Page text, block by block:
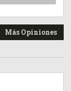
Más Opiniones